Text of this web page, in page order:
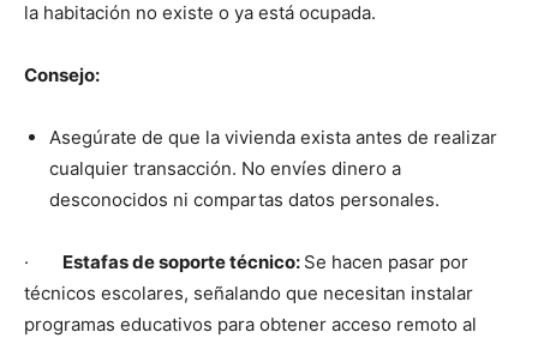
la habitación no existe o ya está ocupada.
Consejo:
Asegúrate de que la vivienda exista antes de realizar
cualquier transacción. No envíes dinero a
desconocidos ni compartas datos personales.
· Estafas de soporte técnico: Se hacen pasar por
técnicos escolares, señalando que necesitan instalar
programas educativos para obtener acceso remoto al